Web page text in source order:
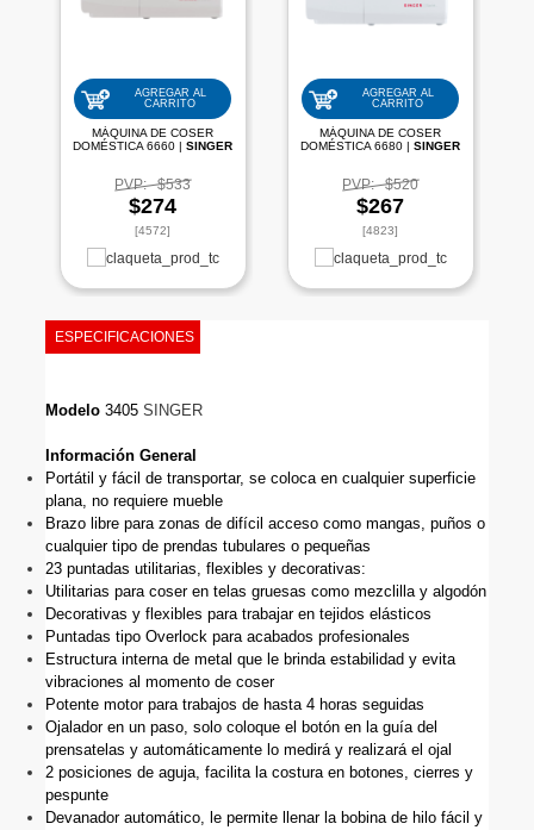
AGREGAR AL
CARRITO
MÁQUINA DE COSER
DOMÉSTICA 6660 |SINGER
PVP: $533
$274
[4572]
AGREGAR AL
CARRITO
MÁQUINA DE COSER
DOMÉSTICA 6680 |SINGER
PVP: $520
$267
[4823]
ESPECIFICACIONES
Modelo 3405 SINGER
Información General
Portátil y fácil de transportar, se coloca en cualquier superficie
plana, no requiere mueble
Brazo libre para zonas de difícil acceso como mangas, puños o
cualquier tipo de prendas tubulares o pequeñas
23 puntadas utilitarias, flexibles y decorativas:
Utilitarias para coser en telas gruesas como mezclilla y algodón
Decorativas y flexibles para trabajar en tejidos elásticos
Puntadas tipo Overlock para acabados profesionales
Estructura interna de metal que le brinda estabilidad y evita
vibraciones al momento de coser
Potente motor para trabajos de hasta 4 horas seguidas
Ojalador en un paso, solo coloque el botón en la guía del
prensatelas y automáticamente lo medirá y realizará el ojal
2 posiciones de aguja, facilita la costura en botones, cierres y
pespunte
Devanador automático, le permite llenar la bobina de hilo fácil y